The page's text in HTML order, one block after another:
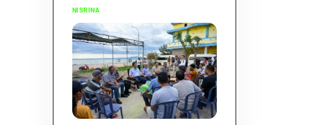
NISRINA